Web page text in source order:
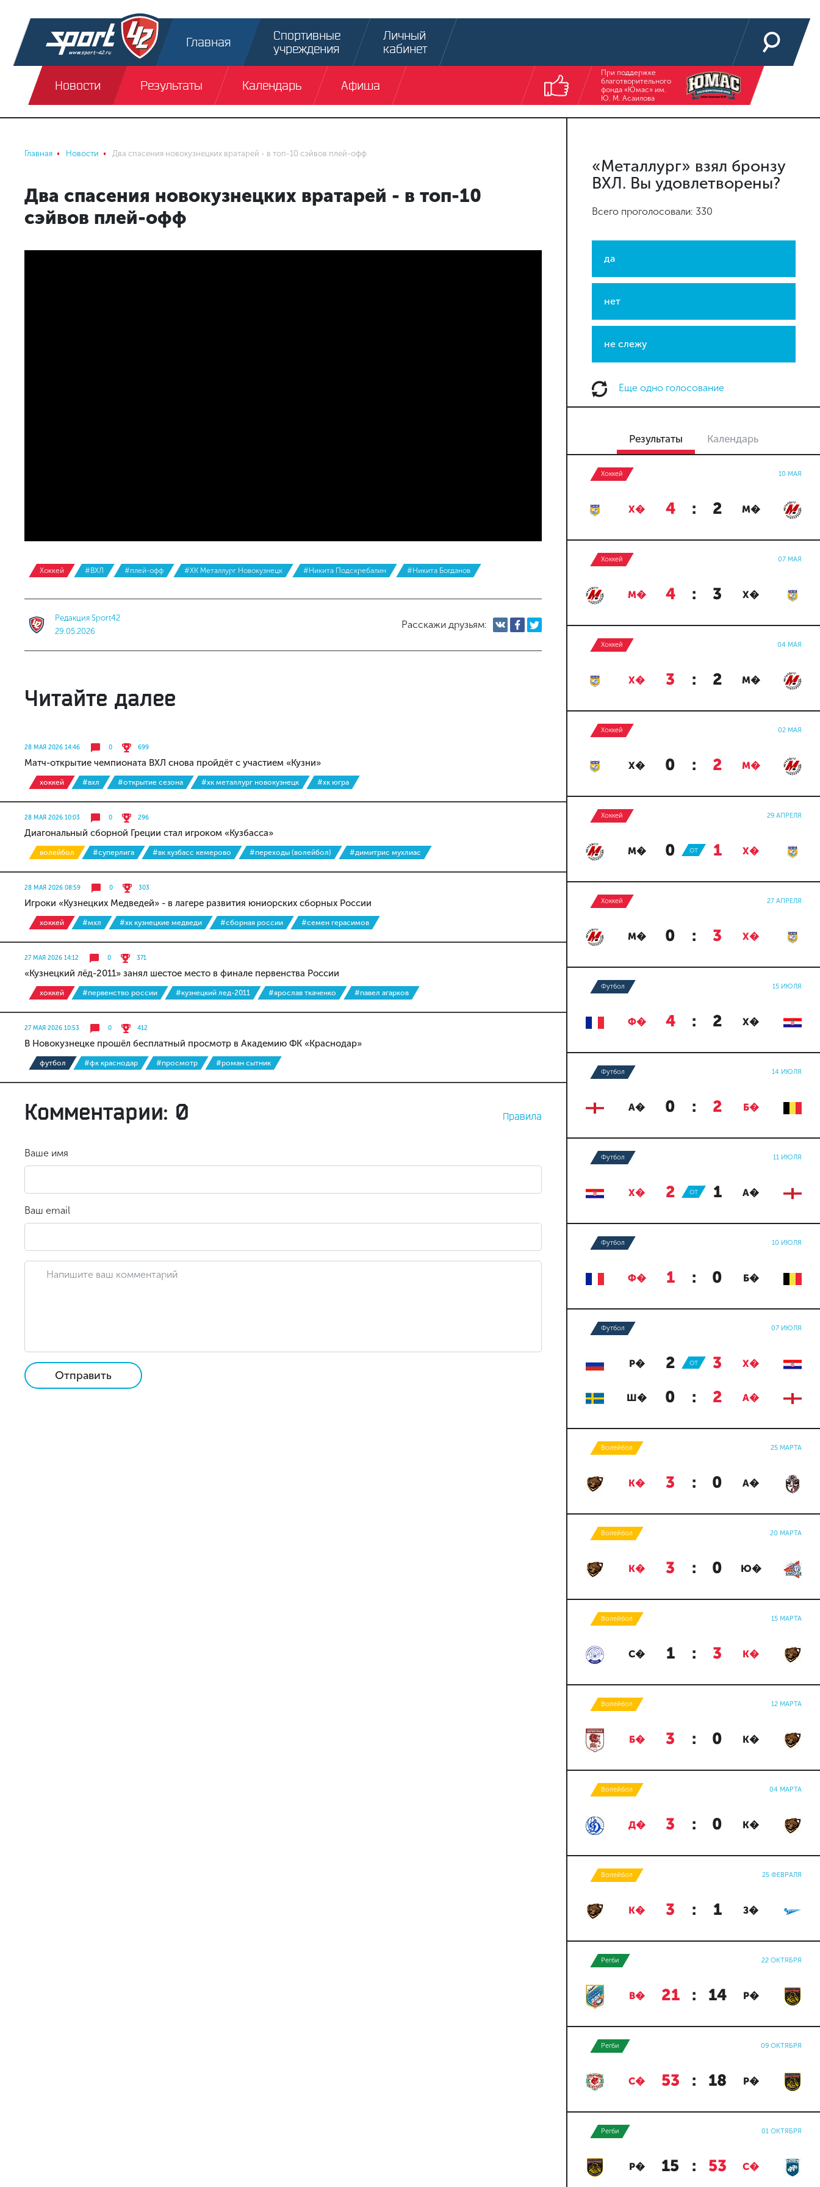
Главная
Спортивные
учреждения
Личный
кабинет
Новости Результаты Календарь Афиша
При поддержке
благотворительного
фонда «Юмас» им.
Ю. М. Асаилова
Главная Новости Два спасения новокузнецких вратарей - в топ-10 сэйвов плей-офф
Два спасения новокузнецких вратарей - в топ-10
сэйвов плей-офф
Хоккей #ВХЛ #плей-офф #ХК Металлург Новокузнецк #Никита Подскребалин #Никита Богданов
Редакция Sport42
29.05.2026
Расскажи друзьям:
Читайте далее
28 МАЯ 2026 14:46 0 699
Матч-открытие чемпионата ВХЛ снова пройдёт с участием «Кузни»
хоккей #вхл #открытие сезона #хк металлург новокузнецк #хк югра
28 МАЯ 2026 10:03 0 296
Диагональный сборной Греции стал игроком «Кузбасса»
волейбол #суперлига #вк кузбасс кемерово #переходы (волейбол) #димитрис мухлиас
28 МАЯ 2026 08:59 0 303
Игроки «Кузнецких Медведей» - в лагере развития юниорских сборных России
хоккей #мхл #хк кузнецкие медведи #сборная россии #семен герасимов
27 МАЯ 2026 14:12 0 371
«Кузнецкий лёд-2011» занял шестое место в финале первенства России
хоккей #первенство россии #кузнецкий лед-2011 #ярослав ткаченко #павел агарков
27 МАЯ 2026 10:53 0 412
В Новокузнецке прошёл бесплатный просмотр в Академию ФК «Краснодар»
футбол #фк краснодар #просмотр #роман сытник
Комментарии: 0 Правила
Ваше имя
Ваш email
Отправить
«Металлург» взял бронзу
ВХЛ. Вы удовлетворены?
Всего проголосовали: 330
да
нет
не слежу
Еще одно голосование
Результаты Календарь
Хоккей 10 МАЯ
Х� 4 : 2 М�
Хоккей 07 МАЯ
М� 4 : 3 Х�
Хоккей 04 МАЯ
Х� 3 : 2 М�
Хоккей 02 МАЯ
Х� 0 : 2 М�
Хоккей 29 АПРЕЛЯ
М� 0 : 1 Х�
ОТ
Хоккей 27 АПРЕЛЯ
М� 0 : 3 Х�
Футбол 15 ИЮЛЯ
Ф� 4 : 2 Х�
Футбол 14 ИЮЛЯ
А� 0 : 2 Б�
Футбол 11 ИЮЛЯ
Х� 2 : 1 А�
ОТ
Футбол 10 ИЮЛЯ
Ф� 1 : 0 Б�
Футбол 07 ИЮЛЯ
Р� 2 : 3 Х�
ОТ
Ш� 0 : 2 А�
Волейбол 25 МАРТА
К� 3 : 0 А�
Волейбол 20 МАРТА
К� 3 : 0 Ю�
Волейбол 15 МАРТА
С� 1 : 3 К�
Волейбол 12 МАРТА
Б� 3 : 0 К�
Волейбол 04 МАРТА
Д� 3 : 0 К�
Волейбол 25 ФЕВРАЛЯ
К� 3 : 1 З�
Регби 22 ОКТЯБРЯ
В� 21 : 14 Р�
Регби 09 ОКТЯБРЯ
С� 53 : 18 Р�
Регби 01 ОКТЯБРЯ
Р� 15 : 53 С�